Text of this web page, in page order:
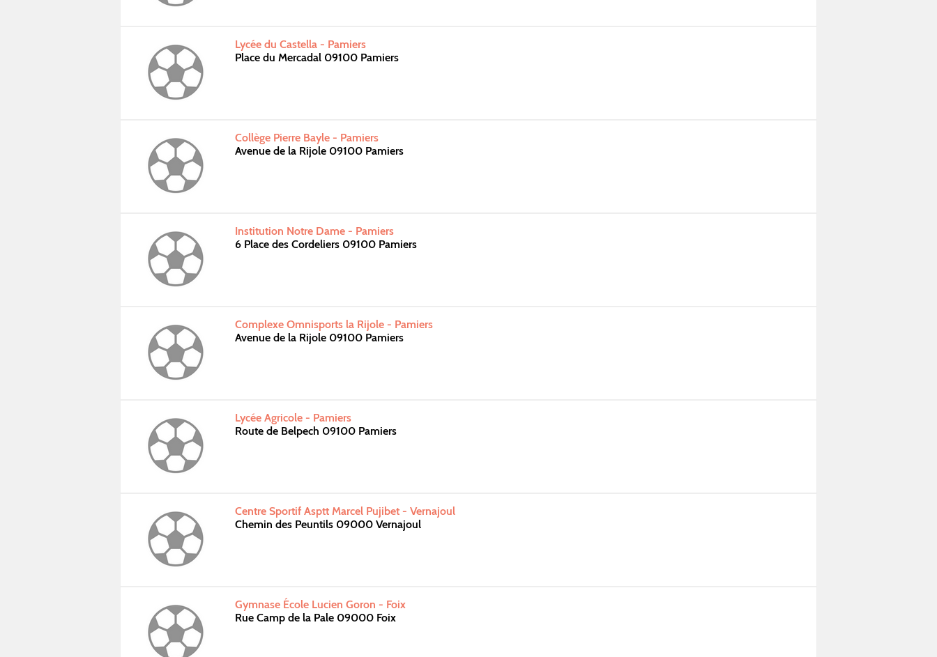
Lycée du Castella - Pamiers
Place du Mercadal 09100 Pamiers
Collège Pierre Bayle - Pamiers
Avenue de la Rijole 09100 Pamiers
Institution Notre Dame - Pamiers
6 Place des Cordeliers 09100 Pamiers
Complexe Omnisports la Rijole - Pamiers
Avenue de la Rijole 09100 Pamiers
Lycée Agricole - Pamiers
Route de Belpech 09100 Pamiers
Centre Sportif Asptt Marcel Pujibet - Vernajoul
Chemin des Peuntils 09000 Vernajoul
Gymnase École Lucien Goron - Foix
Rue Camp de la Pale 09000 Foix